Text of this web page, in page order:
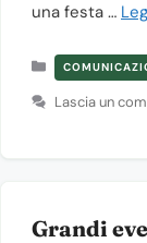
una festa …
Categorie
Lascia un
Grandi